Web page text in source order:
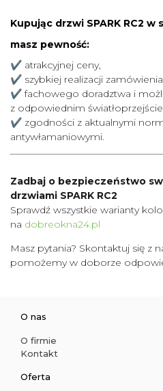
Kupując drzwi SPARK RC2 w
masz pewność:
✔ atrakcyjnej ceny,
✔ szybkiej realizacji
✔ fachowego doradztwa i
z odpowiednim
✔ zgodności z aktualnymi
antywłamaniowymi.
Zadbaj o bezpieczeństwo
drzwiami SPARK RC2
Sprawdź wszystkie warianty
na dobreokna24.pl
Masz pytania? Skontaktuj się z
pomożemy w doborze
O nas
O firmie
Kontakt
Oferta